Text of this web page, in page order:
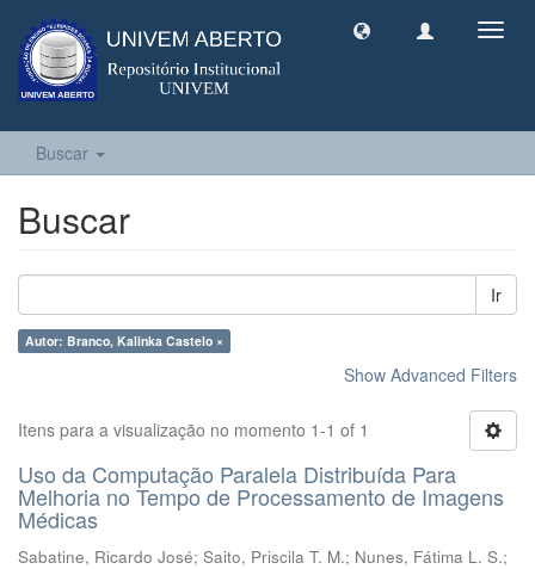
Buscar
Buscar
Ir
Autor: Branco, Kalinka Castelo ×
Show Advanced Filters
Itens para a visualização no momento 1-1 of 1
Uso da Computação Paralela Distribuída Para
Melhoria no Tempo de Processamento de Imagens
Médicas
Sabatine, Ricardo José; Saito, Priscila T. M.; Nunes, Fátima L. S.;